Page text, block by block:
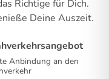
Richtige für Dich.
Deine Auszeit.
Anbindung an den